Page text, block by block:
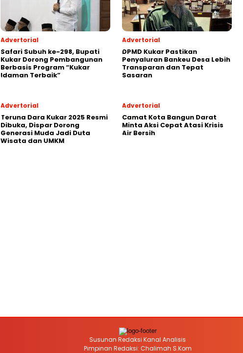
Advertorial
Safari Subuh ke-298, Bupati
Kukar Dorong Pembangunan
Berbasis Program “Kukar
Idaman Terbaik”
Advertorial
DPMD Kukar Pastikan
Penyaluran Bankeu Desa Lebih
Transparan dan Tepat
Sasaran
Advertorial
Teruna Dara Kukar 2025 Resmi
Dibuka, Dispar Dorong
Generasi Muda Jadi Duta
Wisata dan UMKM
Advertorial
Camat Kota Bangun Darat
Minta Aksi Cepat Atasi Krisis
Air Bersih
Susunan Redaksi Kanal Analisis
Pimpinan Redaksi: Chalimah S.Kom